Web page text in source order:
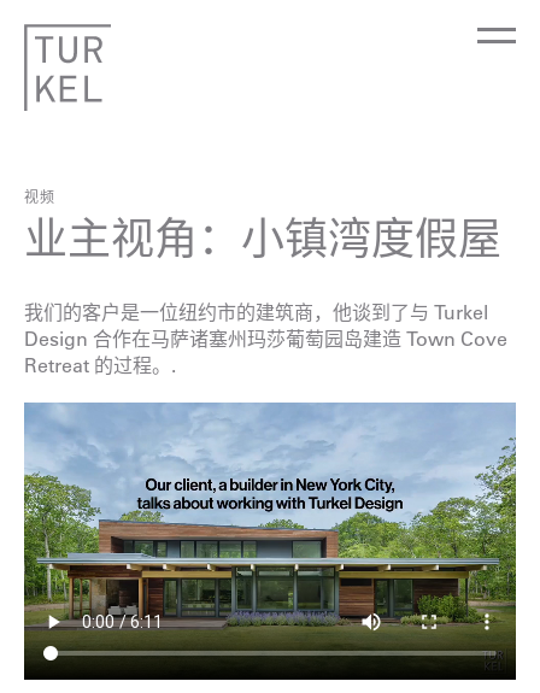
视频
业主视角：小镇湾度假屋
我们的客户是一位纽约市的建筑商，他谈到了与 Turkel
Design 合作在马萨诸塞州玛莎葡萄园岛建造 Town Cove
Retreat 的过程。.